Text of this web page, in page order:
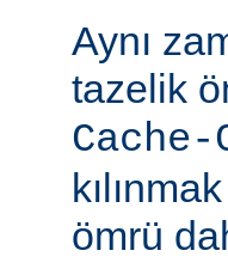
Aynı
tazelik
ömrü